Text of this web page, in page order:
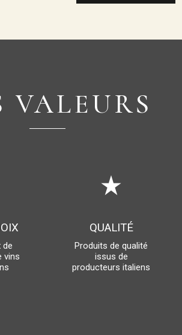
VALEURS
de
vins
star_rate
QUALITÉ
Produits de qualité
issus de
producteurs italiens